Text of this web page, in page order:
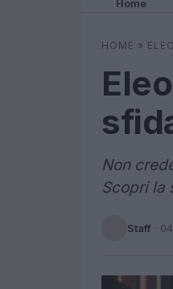
Home
HOME »
Non
Scopri la
Staff ·